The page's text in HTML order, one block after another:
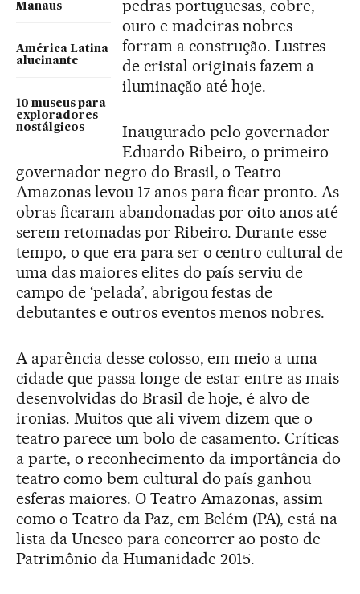
Manaus
América Latina
alucinante
10 museus para
exploradores
nostálgicos
pedras portuguesas, cobre,
ouro e madeiras nobres
forram a construção. Lustres
de cristal originais fazem a
iluminação até hoje.
Inaugurado pelo governador
Eduardo Ribeiro, o primeiro
governador negro do Brasil, o Teatro
Amazonas levou 17 anos para ficar pronto. As
obras ficaram abandonadas por oito anos até
serem retomadas por Ribeiro. Durante esse
tempo, o que era para ser o centro cultural de
uma das maiores elites do país serviu de
campo de ‘pelada’, abrigou festas de
debutantes e outros eventos menos nobres.
A aparência desse colosso, em meio a uma
cidade que passa longe de estar entre as mais
desenvolvidas do Brasil de hoje, é alvo de
ironias. Muitos que ali vivem dizem que o
teatro parece um bolo de casamento. Críticas
a parte, o reconhecimento da importância do
teatro como bem cultural do país ganhou
esferas maiores. O Teatro Amazonas, assim
como o Teatro da Paz, em Belém (PA), está na
lista da Unesco para concorrer ao posto de
Patrimônio da Humanidade 2015.